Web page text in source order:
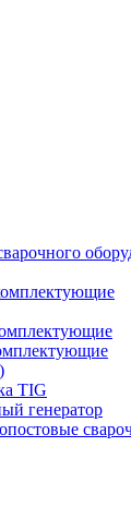
TIG
генератор